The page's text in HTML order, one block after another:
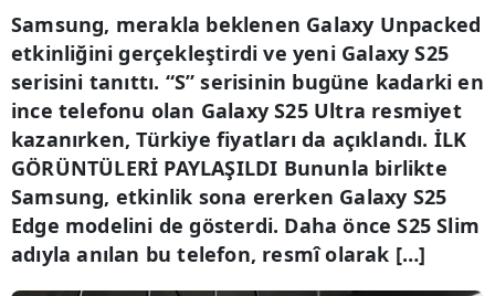
Samsung, merakla beklenen Galaxy Unpacked
etkinliğini gerçekleştirdi ve yeni Galaxy S25
serisini tanıttı. “S” serisinin bugüne kadarki en
ince telefonu olan Galaxy S25 Ultra resmiyet
kazanırken, Türkiye fiyatları da açıklandı. İLK
GÖRÜNTÜLERİ PAYLAŞILDI Bununla birlikte
Samsung, etkinlik sona ererken Galaxy S25
Edge modelini de gösterdi. Daha önce S25 Slim
adıyla anılan bu telefon, resmî olarak […]